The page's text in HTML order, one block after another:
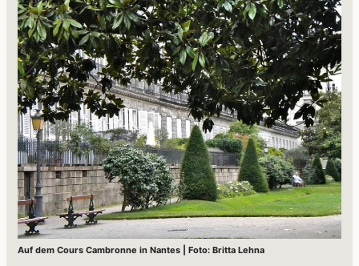
Auf dem Cours Cambronne in Nantes | Foto: Britta Lehna